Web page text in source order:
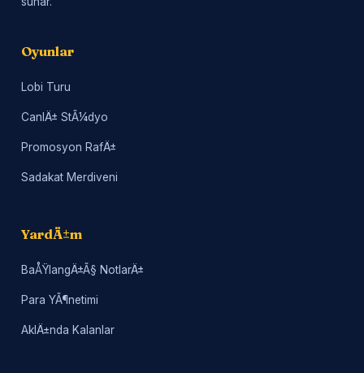
Oyunlar
Lobi Turu
CanlÄ± StÃ¼dyo
Promosyon RafÄ±
Sadakat Merdiveni
YardÄ±m
BaÅŸlangÄ±Ã§ NotlarÄ±
Para YÃ¶netimi
AklÄ±nda Kalanlar